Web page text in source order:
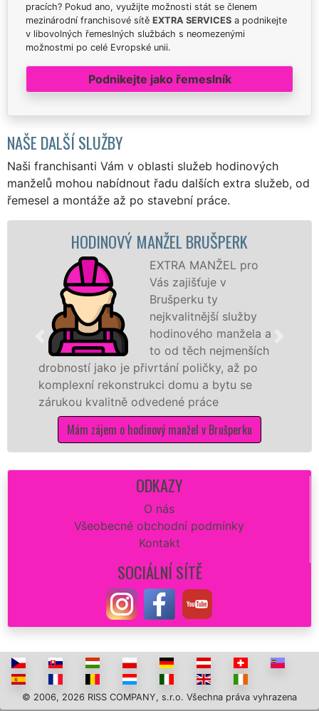
pracích? Pokud ano, využijte možnosti stát se členem
mezinárodní franchisové sítě EXTRA SERVICES a podnikejte
v libovolných řemeslných službách s neomezenými
možnostmi po celé Evropské unii.
Podnikejte jako řemeslník
NAŠE DALŠÍ SLUŽBY
Naši franchisanti Vám v oblasti služeb hodinových
manželů mohou nabídnout řadu dalších extra služeb, od
řemesel a montáže až po stavební práce.
HODINOVÝ MANŽEL BRUŠPERK
EXTRA MANŽEL pro
Vás zajišťuje v
Brušperku ty
nejkvalitnější služby
hodinového manžela a
to od těch nejmenších
jako je přivrtání poličky, až po
rekonstrukci domu a bytu se
kvalitně odvedené práce
Mám zájem o hodinový manžel v Brušperku
ODKAZY
O nás
Všeobecné obchodní podmínky
Kontakt
SOCIÁLNÍ SÍTĚ